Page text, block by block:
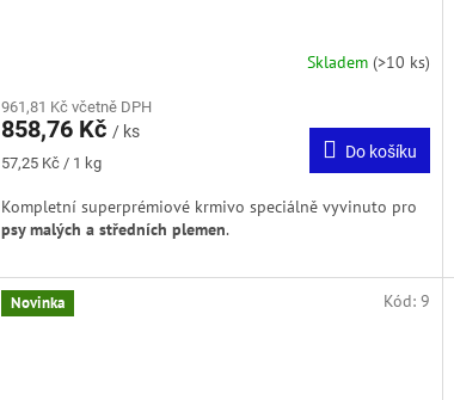
Skladem (>10 ks)
961,81 Kč včetně DPH
858,76 Kč/ ks
Měrná
57,25 Kč / 1 kg
Do košíku
Kompletní superprémiové krmivo speciálně vyvinuto pro
psy malých a středních plemen.
Novinka Kód: 9